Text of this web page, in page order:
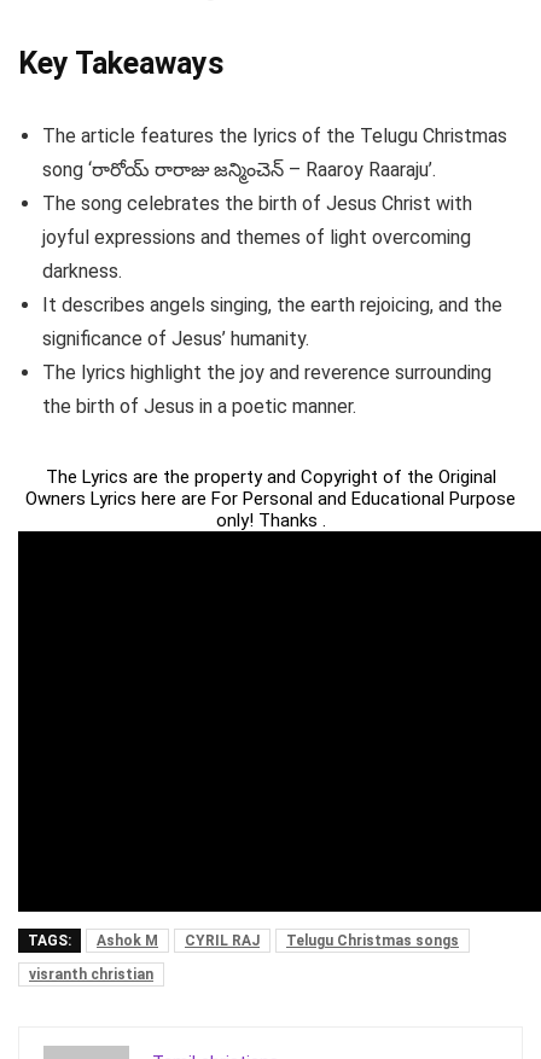
Key Takeaways
The article features the lyrics of the Telugu Christmas
song ‘రారోయ్ రారాజు జన్మించెన్ – Raaroy Raaraju’.
The song celebrates the birth of Jesus Christ with
joyful expressions and themes of light overcoming
darkness.
It describes angels singing, the earth rejoicing, and the
significance of Jesus’ humanity.
The lyrics highlight the joy and reverence surrounding
the birth of Jesus in a poetic manner.
The Lyrics are the property and Copyright of the Original
Owners Lyrics here are For Personal and Educational Purpose
only! Thanks .
TAGS: Ashok M CYRIL RAJ
Telugu Christmas songs
visranth christian